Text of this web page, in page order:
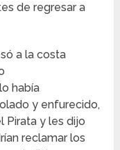
de regresar a
a la costa
había
y enfurecido,
Pirata y les dijo
reclamar los